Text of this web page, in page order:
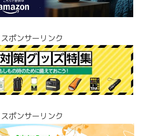
スポンサーリンク
スポンサーリンク